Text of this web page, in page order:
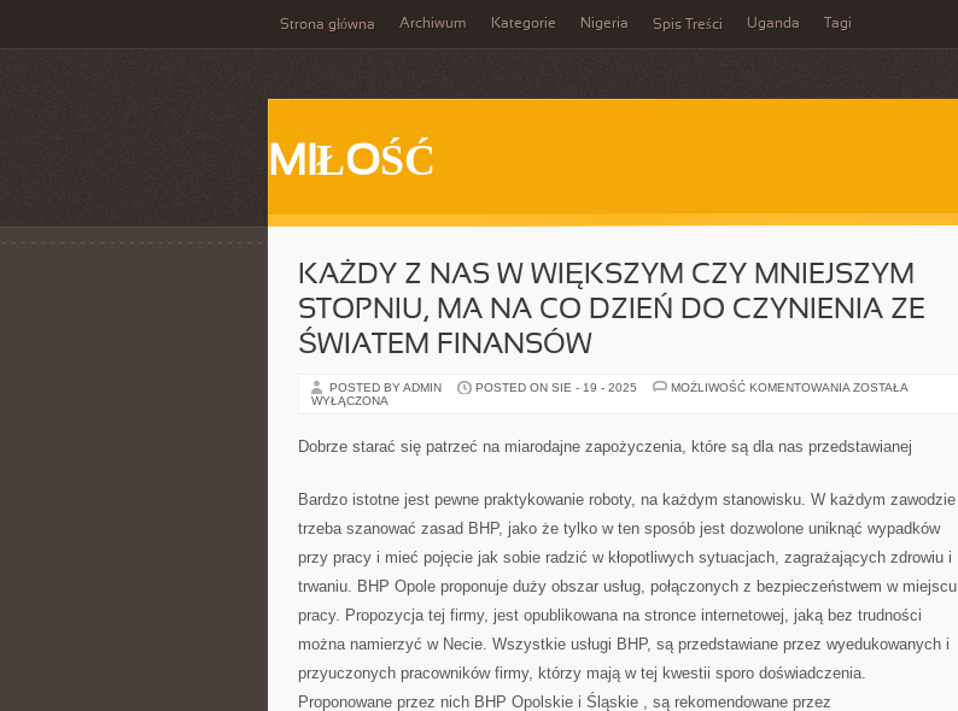
Strona główna Archiwum Kategorie Nigeria Spis Treści Uganda Tagi
MIŁOŚĆ
KAŻDY Z NAS W WIĘKSZYM CZY MNIEJSZYM
STOPNIU, MA NA CO DZIEŃ DO CZYNIENIA ZE
ŚWIATEM FINANSÓW
POSTED BY ADMIN POSTED ON SIE - 19 - 2025 MOŻLIWOŚĆ KOMENTOWANIA KAŻDY
WIĘKSZYM
CZY
MA
NA
DZIEŃ
CZYNIENIA
ŚWIATEM
ZOSTAŁA
WYŁĄCZONA
Dobrze starać się patrzeć na miarodajne zapożyczenia, które są dla nas przedstawianej
Bardzo istotne jest pewne praktykowanie roboty, na każdym stanowisku. W każdym zawodzie
trzeba szanować zasad BHP, jako że tylko w ten sposób jest dozwolone uniknąć wypadków
przy pracy i mieć pojęcie jak sobie radzić w kłopotliwych sytuacjach, zagrażających zdrowiu i
trwaniu. BHP Opole proponuje duży obszar usług, połączonych z bezpieczeństwem w miejscu
pracy. Propozycja tej firmy, jest opublikowana na stronce internetowej, jaką bez trudności
można namierzyć w Necie. Wszystkie usługi BHP, są przedstawiane przez wyedukowanych i
przyuczonych pracowników firmy, którzy mają w tej kwestii sporo doświadczenia.
Proponowane przez nich BHP Opolskie i Śląskie , są rekomendowane przez